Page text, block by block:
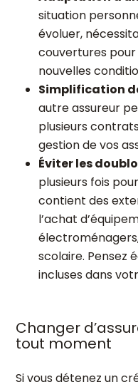
situation
évoluer,
couvertures
nouvelles
Simplification
autre assureur
plusieurs
gestion de vos
Éviter les
plusieurs fois
contient des
l’achat
scolaire. Pensez
incluses dans
Changer
tout moment
Si vous détenez un